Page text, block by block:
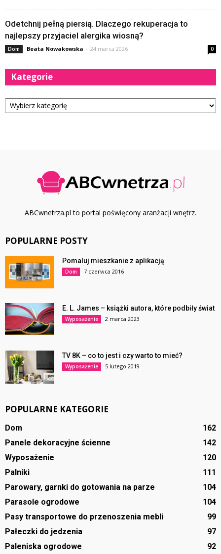
Odetchnij pełną piersią. Dlaczego rekuperacja to
najlepszy przyjaciel alergika wiosną?
Dom Beata Nowakowska - 24 marca 2026 0
Kategorie
Kategorie
ABCwnetrza.pl to portal poświęcony aranżacji wnętrz.
POPULARNE POSTY
Pomaluj mieszkanie z aplikacją
Dom 7 czerwca 2016
E. L. James – książki autora, które podbiły świat
Wyposażenie 2 marca 2023
TV 8K – co to jest i czy warto to mieć?
Wyposażenie 5 lutego 2019
POPULARNE KATEGORIE
Dom
162
Panele dekoracyjne ścienne
142
Wyposażenie
120
Palniki
111
Parowary, garnki do gotowania na parze
104
Parasole ogrodowe
104
Pasy transportowe do przenoszenia mebli
99
Pałeczki do jedzenia
97
Paleniska ogrodowe
92